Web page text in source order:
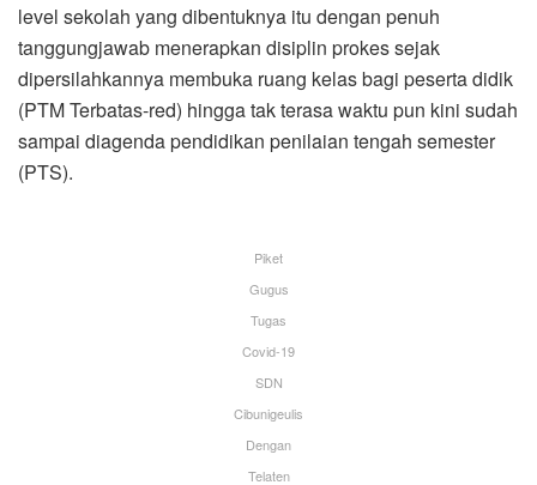
level sekolah yang dibentuknya itu dengan penuh
tanggungjawab menerapkan disiplin prokes sejak
dipersilahkannya membuka ruang kelas bagi peserta didik
(PTM Terbatas-red) hingga tak terasa waktu pun kini sudah
sampai diagenda pendidikan penilaian tengah semester
(PTS).
Piket
Gugus
Tugas
Covid-19
SDN
Cibunigeulis
Dengan
Telaten